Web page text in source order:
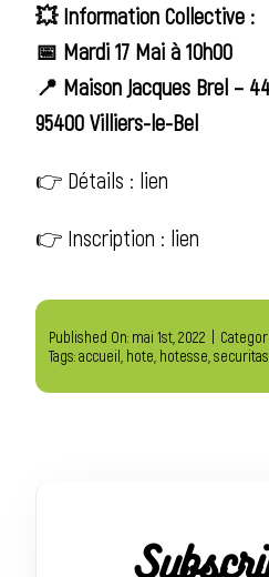
💥 Information Collective :
📅 Mardi 17 Mai à 10h00
📍 Maison Jacques Brel –
95400 Villiers-le-Bel
👉 Détails : lien
👉 Inscription : lien
Published On: mai 1st, 2022
Tags:accueil hote hotesse securitas